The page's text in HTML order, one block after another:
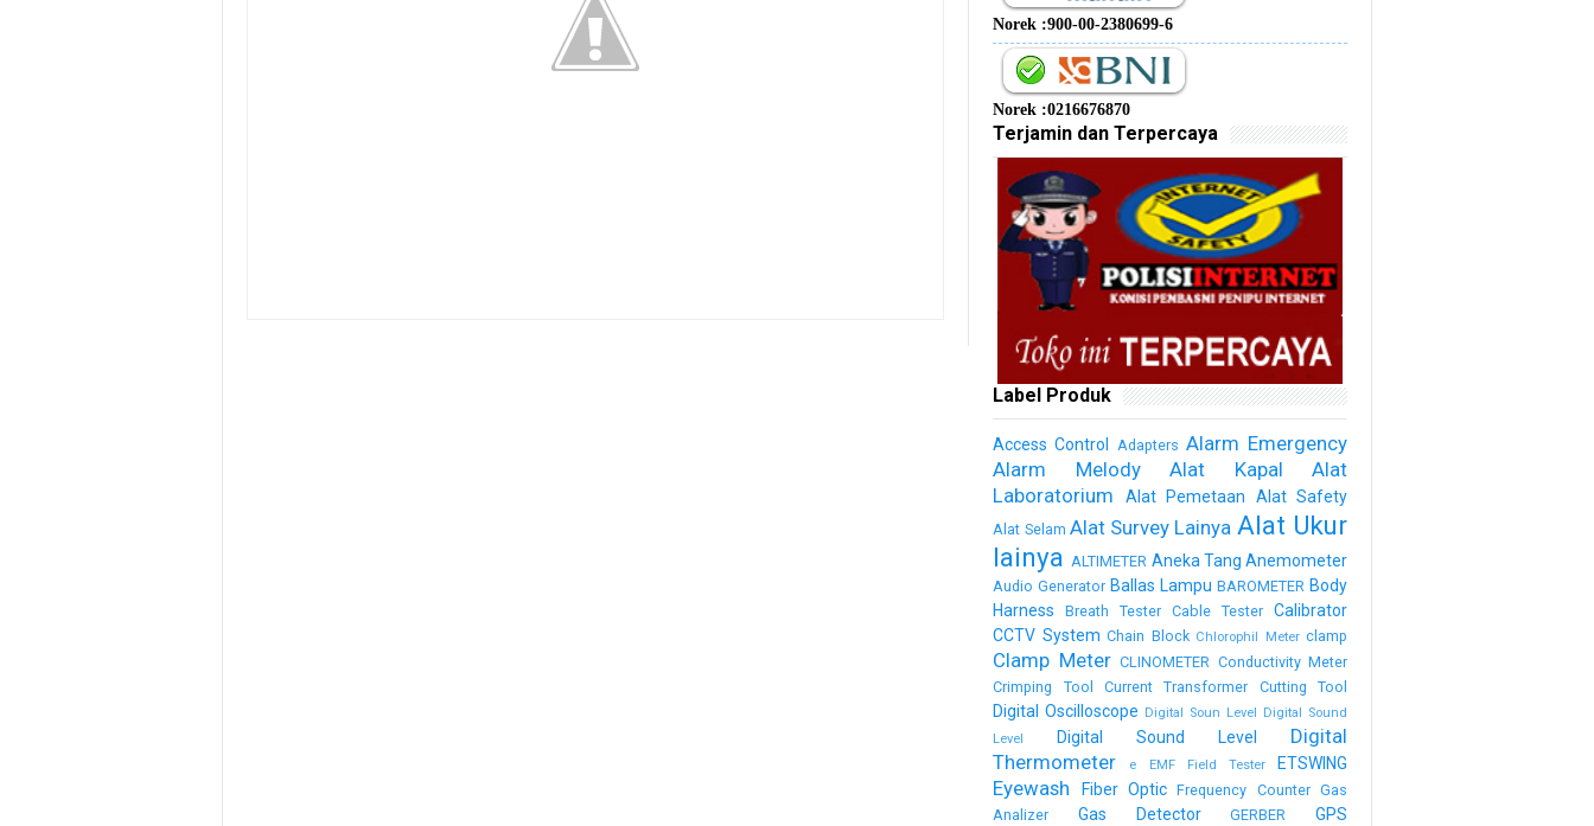
Norek :900-00-2380699-6
Norek :0216676870
Terjamin dan Terpercaya
Label Produk
Access Control Adapters Alarm Emergency
Alarm Melody
Alat Kapal
Alat
Laboratorium
Alat Pemetaan Alat Safety
Alat Selam Alat Survey Lainya Alat Ukur
lainya ALTIMETER Aneka Tang Anemometer
Audio Generator Ballas Lampu BAROMETER Body
Harness
Breath Tester Cable Tester
Calibrator
CCTV System Chain Block Chlorophil Meter clamp
Clamp Meter CLINOMETER Conductivity Meter
Crimping Tool
Current Transformer Cutting Tool
Digital Oscilloscope Digital Soun Level
Digital Sound
Level
Digital Sound Level
Digital
Thermometer
e EMF Field Tester ETSWING
Eyewash Fiber Optic Frequency Counter Gas
Analizer
Gas Detector GERBER GPS